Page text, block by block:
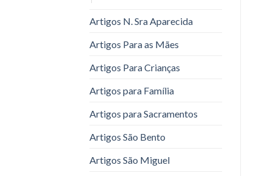
Artigos N. Sra Aparecida
Artigos Para as Mães
Artigos Para Crianças
Artigos para Família
Artigos para Sacramentos
Artigos São Bento
Artigos São Miguel